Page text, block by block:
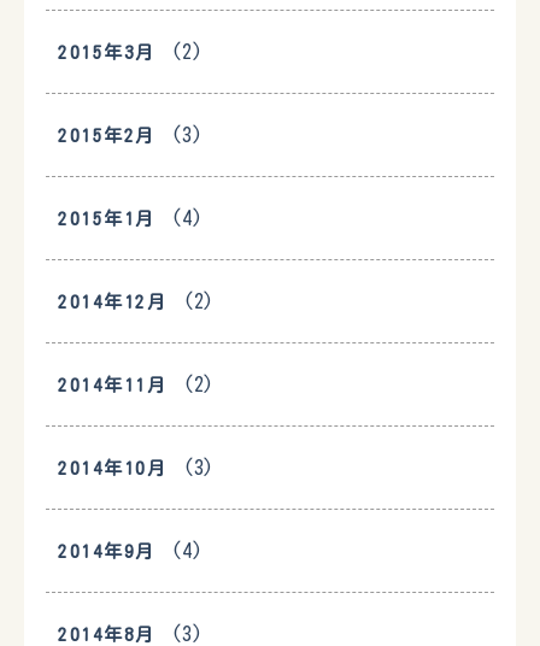
2015年3月 (2)
2015年2月 (3)
2015年1月 (4)
2014年12月 (2)
2014年11月 (2)
2014年10月 (3)
2014年9月 (4)
2014年8月 (3)